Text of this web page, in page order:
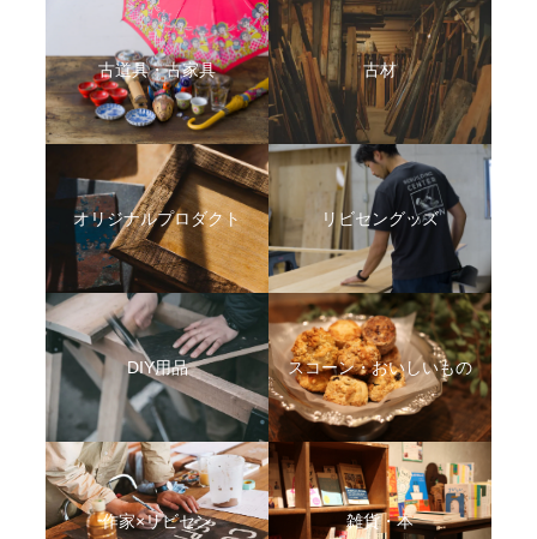
古道具・古家具 古材
オリジナルプロダクト リビセングッズ
DIY用品 スコーン・おいしいもの
作家×リビセン 雑貨・本